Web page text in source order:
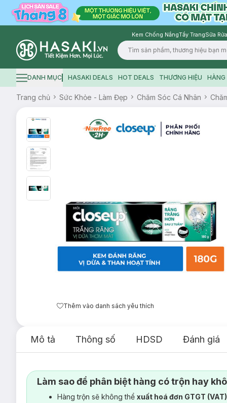
Kem Chống NắngTẩy TrangSữa
Logo
Hamburger icon
DANH MỤC HASAKI DEALS HOT DEALS THƯƠNG HIỆU HÀNG
Trang chủ Sức Khỏe - Làm Đẹp Chăm Sóc Cá Nhân
Thêm vào danh sách yêu thích
Mô tả Thông số HDSD Đánh giá
Làm sao để phân biệt hàng có trộn hay
Hàng trộn sẽ không thể xuất hoá đơn GTGT